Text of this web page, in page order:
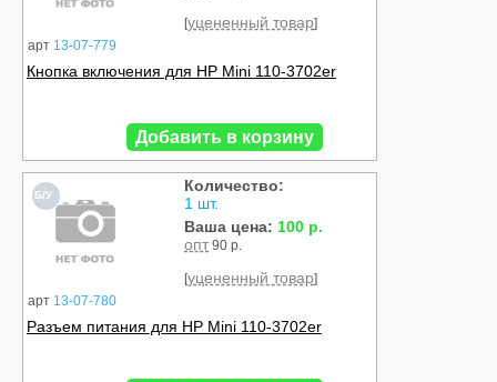
арт 13-07-779
[уцененный товар]
Кнопка включения для HP Mini 110-3702er
Добавить в корзину
Б/У
арт 13-07-780
Количество:
1 шт.
Ваша цена: 100 р.
опт 90 р.
[уцененный товар]
Разъем питания для HP Mini 110-3702er